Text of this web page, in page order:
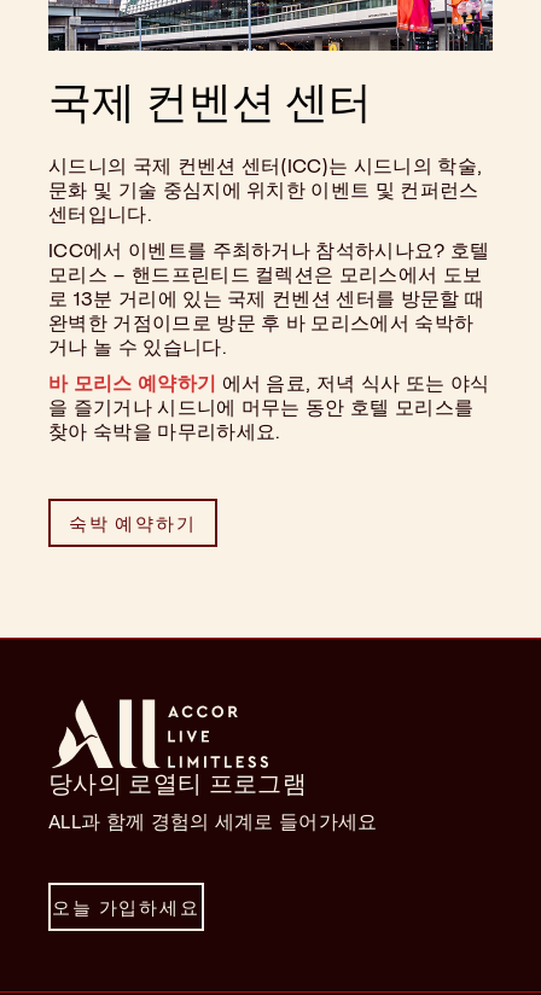
국제 컨벤션 센터
시드니의 국제 컨벤션 센터(ICC)는 시드니의 학술,
문화 및 기술 중심지에 위치한 이벤트 및 컨퍼런스
센터입니다.
ICC에서 이벤트를 주최하거나 참석하시나요? 호텔
모리스 – 핸드프린티드 컬렉션은 모리스에서 도보
로 13분 거리에 있는 국제 컨벤션 센터를 방문할 때
완벽한 거점이므로 방문 후 바 모리스에서 숙박하
거나 놀 수 있습니다.
바 모리스 예약하기 에서 음료, 저녁 식사 또는 야식
을 즐기거나 시드니에 머무는 동안 호텔 모리스를
찾아 숙박을 마무리하세요.
숙박 예약하기
당사의 로열티 프로그램
ALL과 함께 경험의 세계로 들어가세요
오늘 가입하세요